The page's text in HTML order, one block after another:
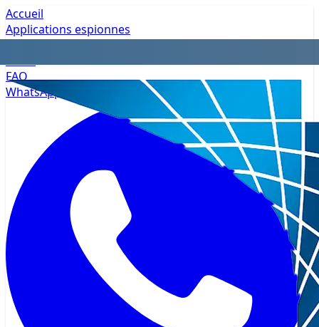
Accueil
Applications espionnes
FAQ
WhatsApp